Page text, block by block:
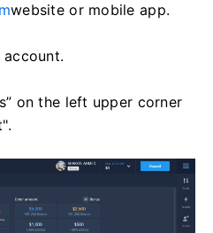
website or mobile app.
on the left upper corner